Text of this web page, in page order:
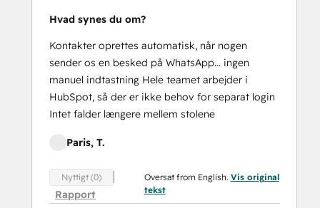
Hvad synes du om?
Kontakter oprettes automatisk, når nogen
sender os en besked på WhatsApp… ingen
manuel indtastning Hele teamet arbejder i
HubSpot, så der er ikke behov for separat login
Intet falder længere mellem stolene
Paris, T.
Nyttigt (0)
Rapport
Oversat from English. Vis original
tekst